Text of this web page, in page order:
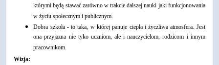
którymi będą stawać zarówno w trakcie dalszej nauki jaki funkcjonowania
w życiu społecznym i publicznym.
Dobra szkoła - to taka, w której panuje ciepła i życzliwa atmosfera. Jest
ona przyjazna nie tyko uczniom, ale i nauczycielom, rodzicom i innym
pracownikom.
Wizja: